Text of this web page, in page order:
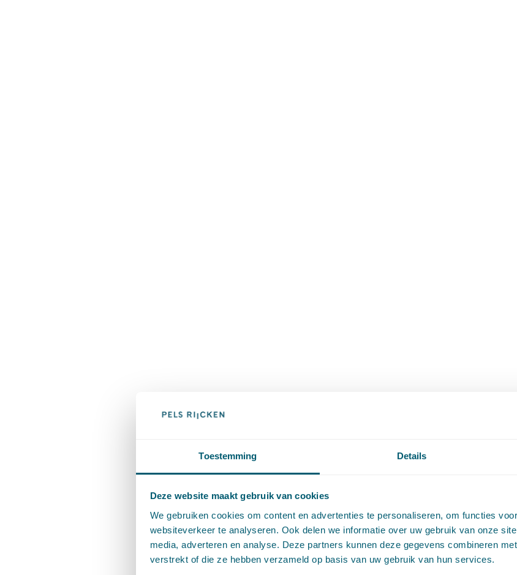
Toestemming Details
Deze website maakt gebruik van cookies
We gebruiken cookies om content en advertenties te personaliseren, om functies
websiteverkeer te analyseren. Ook delen we informatie over uw gebruik van onze
media, adverteren en analyse. Deze partners kunnen deze gegevens combineren
verstrekt of die ze hebben verzameld op basis van uw gebruik van hun services.